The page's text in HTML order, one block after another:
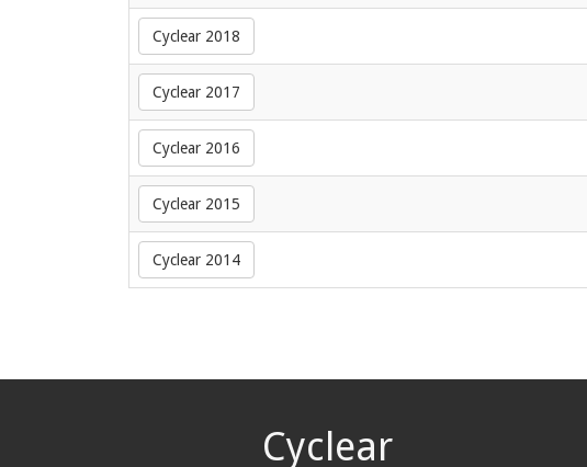
Cyclear 2018
Cyclear 2017
Cyclear 2016
Cyclear 2015
Cyclear 2014
Cyclear